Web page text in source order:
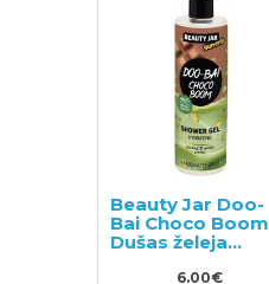
Beauty Jar Doo-
Bai Choco Boom
Dušas želeja
6.00€